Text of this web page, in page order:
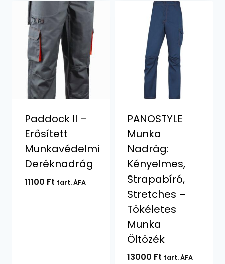
Paddock II –
Erősített
Munkavédelmi
Deréknadrág
11100 Ft tart. ÁFA
PANOSTYLE
Munka
Nadrág:
Kényelmes,
Strapabíró,
Stretches –
Tökéletes
Munka
Öltözék
13000 Ft tart. ÁFA